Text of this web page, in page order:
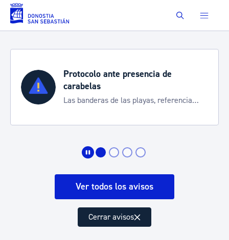
Saltar al contenido principal Buscar
Protocolo ante presencia de
carabelas
Las banderas de las playas, referencia
Ver todos los avisos
Cerrar avisos